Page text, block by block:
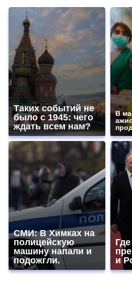
Таких событий не
было с 1945: чего
ждать всем нам?
В
СМИ: В Химках на
полицейскую
машину напали и
подожгли.
и